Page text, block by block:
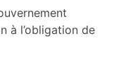
à l’obligation de